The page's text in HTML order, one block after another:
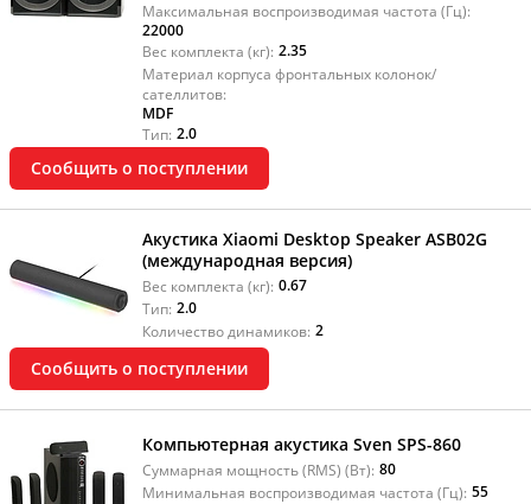
Максимальная воспроизводимая частота (Гц):
22000
Вес комплекта (кг): 2.35
Материал корпуса фронтальных колонок/
сателлитов:
MDF
Тип: 2.0
Сообщить о поступлении
Акустика Xiaomi Desktop Speaker ASB02G
(международная версия)
Вес комплекта (кг): 0.67
Тип: 2.0
Количество динамиков: 2
Сообщить о поступлении
Компьютерная акустика Sven SPS-860
Суммарная мощность (RMS) (Вт): 80
Минимальная воспроизводимая частота (Гц): 55